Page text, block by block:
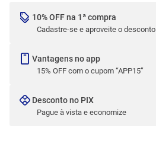
10% OFF na 1ª compra
Cadastre-se e aproveite o desconto
Vantagens no app
15% OFF com o cupom “APP15”
Desconto no PIX
Pague à vista e economize